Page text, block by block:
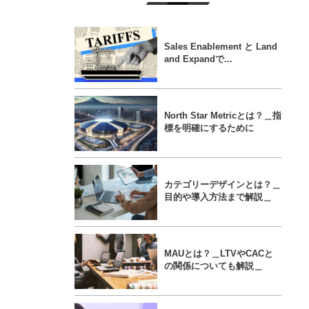
Sales Enablement と Land
and Expandで...
North Star Metricとは？＿指
標を明確にするために
カテゴリーデザインとは？＿
目的や導入方法まで解説＿
MAUとは？＿LTVやCACと
の関係についても解説＿